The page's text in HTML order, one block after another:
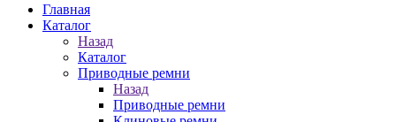
Главная
Каталог
Назад
Каталог
Приводные ремни
Назад
Приводные ремни